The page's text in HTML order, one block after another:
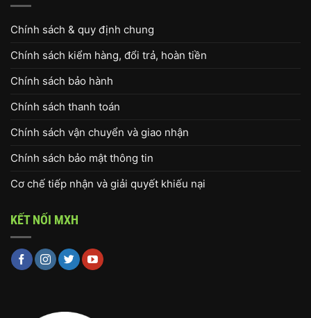
Chính sách & quy định chung
Chính sách kiểm hàng, đổi trả, hoàn tiền
Chính sách bảo hành
Chính sách thanh toán
Chính sách vận chuyển và giao nhận
Chính sách bảo mật thông tin
Cơ chế tiếp nhận và giải quyết khiếu nại
KẾT NỐI MXH